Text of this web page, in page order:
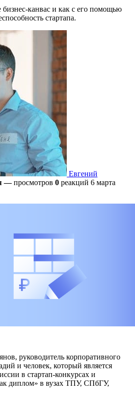
бизнес-канвас и как с его помощью
стартапа.
Евгений
—просмотров 0 реакций 6 марта
руководитель корпоративного
и человек, который является
в стартап-конкурсах и
диплом» в вузах ТПУ, СПбГУ,